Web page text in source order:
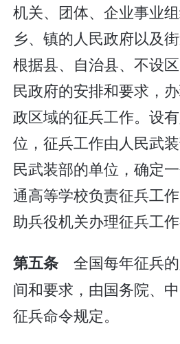
机关、团体、企业事业
乡、镇的人民政府以及
根据县、自治县、不设
民政府的安排和要求，
政区域的征兵工作。设
位，征兵工作由人民武
民武装部的单位，确定
通高等学校负责征兵工
助兵役机关办理征兵工作
第五条 全国每年征兵
间和要求，由国务院、
征兵命令规定。